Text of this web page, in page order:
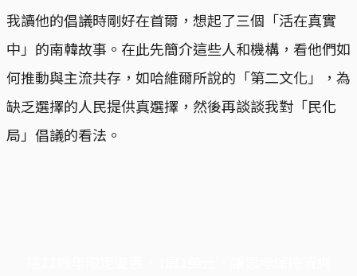
我讀他的倡議時剛好在首爾，想起了三個「活在真實
中」的南韓故事。在此先簡介這些人和機構，看他們如
何推動與主流共存，如哈維爾所說的「第二文化」，為
缺乏選擇的人民提供真選擇，然後再談談我對「民化
局」倡議的看法。